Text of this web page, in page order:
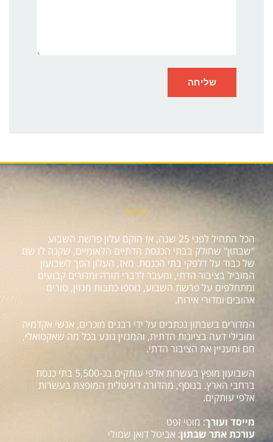
אודות
הכל התחיל לפני 25 שנה, אז הוקם עלון פרשת השבוע
"שבתון" שחולק בבתי הכנסת הדתיים הלאומיים, שקנה לו שם
של כבוד על דלפקי בתי הכנסת. מאז, העלון הפך לשבועון
המוביל בציבור הדתי, ומעבר לדברי תורה ומדורים קבועים
ומתחלפים על פרשת השבוע, נוספו כתבות מגזין, טורים
אהובים ומדורי אירוח.
המדורים בשבתון נכתבים על ידי רבנים מוכרים, אנשי אקדמיה
ומובילי דעה בציונות הדתית, והמגזין נוגע בכל מה שאקטואלי,
חם ומעניין את הציבור הדתי.
השבועון מופץ בעשרות אלפי עותקים בכ-5,500 בתי כנסת
ברחבי הארץ. בנוסף, מהדורה דיגיטלית המופצת בעשרות
אלפי עותקים.
מייסד ועורך: מוטי זפט
עורכת אתר שבתון: אביטל דואן שמולי